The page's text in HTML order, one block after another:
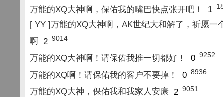
万能的XQ大神啊，保佑我的嘴巴快点张开吧！ 1
[ YY ]万能的XQ大神啊，AK世纪大和解了，祈愿一
啊
2 9014
万能的XQ大神啊！请保佑我推一切都好！ 0 9252
万能的XQ啊！请保佑我的客户不要掉！ 0 8936
万能的XQ大神，保佑我和我家人安康 2 9051